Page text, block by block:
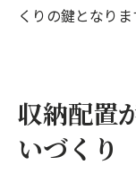
くりの鍵となりま
収納配置
いづくり